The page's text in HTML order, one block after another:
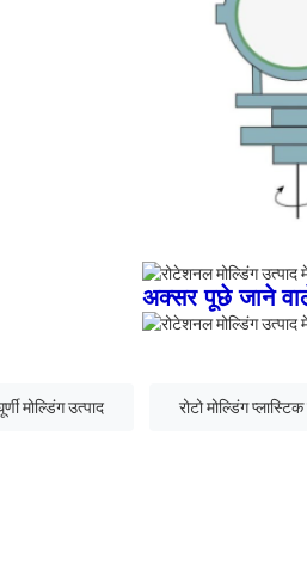
अक्सर पूछे जाने
मोल्डिंग उत्पाद रोटो मोल्डिंग